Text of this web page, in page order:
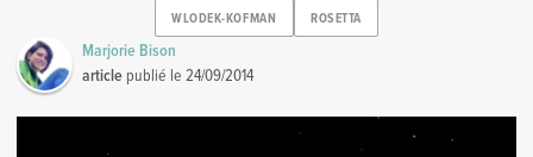
WLODEK-KOFMAN ROSETTA
Marjorie Bison
article publié le24/09/2014